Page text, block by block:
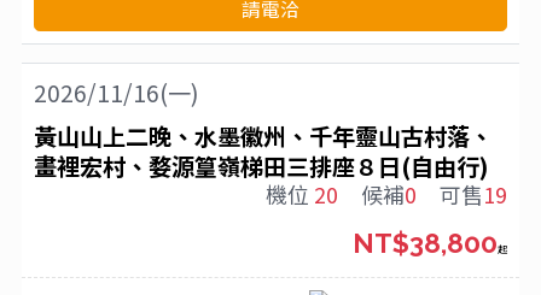
請電洽
2026/11/16(一)
黃山山上二晚、水墨徽州、千年靈山古村落、
畫裡宏村、婺源篁嶺梯田三排座８日(自由行)
機位 20 候補0 可售19
NT$38,800起